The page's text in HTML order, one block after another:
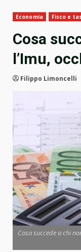
Economia Fisco e
Cosa
l’Imu,
Filippo Limoncelli
Cosa succede a chi